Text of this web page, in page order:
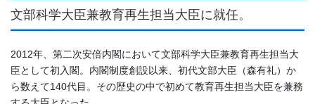
文部科学大臣兼教育再生担当大臣に就任。
2012年、第二次安倍内閣において文部科学大臣兼教育再生担当大
臣として初入閣。内閣制度創設以来、初代文部大臣（森有礼）か
ら数えて140代目。その歴史の中で初めて教育再生担当大臣を兼務